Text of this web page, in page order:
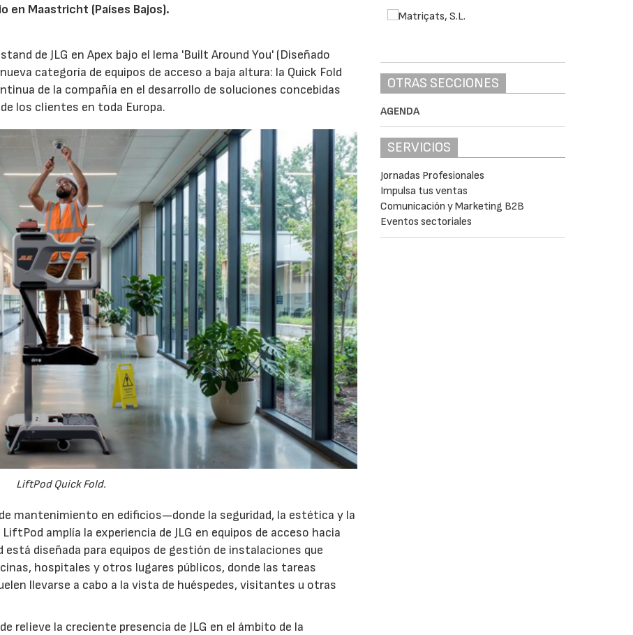
en Maastricht (Países Bajos).
de JLG en Apex bajo el lema 'Built Around You' (Diseñado
categoría de equipos de acceso a baja altura: la Quick Fold
de la compañía en el desarrollo de soluciones concebidas
los clientes en toda Europa.
LiftPod Quick Fold.
mantenimiento en edificios—donde la seguridad, la estética y la
amplía la experiencia de JLG en equipos de acceso hacia
diseñada para equipos de gestión de instalaciones que
hospitales y otros lugares públicos, donde las tareas
llevarse a cabo a la vista de huéspedes, visitantes u otras
relieve la creciente presencia de JLG en el ámbito de la
OTRAS SECCIONES
AGENDA
SERVICIOS
Jornadas Profesionales
Impulsa tus ventas
Comunicación y Marketing B2B
Eventos sectoriales